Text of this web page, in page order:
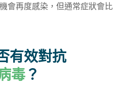
會再度感染，但通常症狀會比
有效對抗
毒 ？